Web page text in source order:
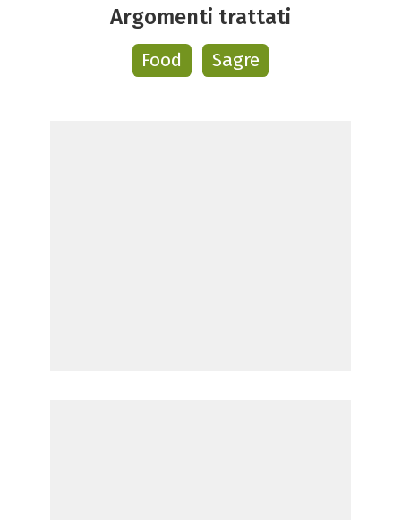
Argomenti trattati
Food Sagre